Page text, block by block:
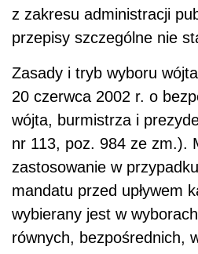
z zakresu administracji
przepisy szczególne nie
Zasady i tryb wyboru
20 czerwca 2002 r. o
wójta, burmistrza i
nr 113, poz. 984 ze zm.).
zastosowanie w
mandatu przed upływem
wybierany jest w
równych, bezpośrednich,